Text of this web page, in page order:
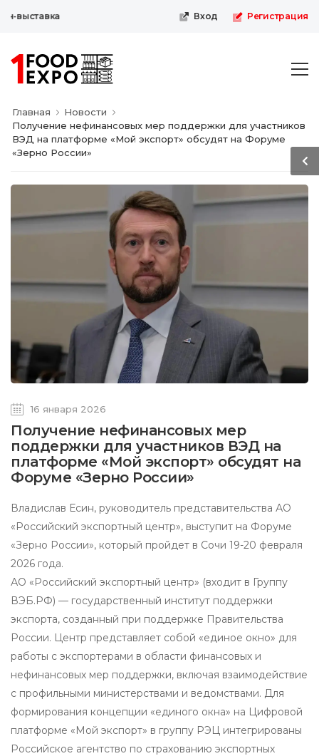
выставка Вход Регистрация
Главная
Новости
Получение нефинансовых мер поддержки для участников
ВЭД на платформе «Мой экспорт» обсудят на Форуме
«Зерно России»
16 января 2026
Получение нефинансовых мер
поддержки для участников ВЭД на
платформе «Мой экспорт» обсудят на
Форуме «Зерно России»
Владислав Есин, руководитель представительства АО
«Российский экспортный центр», выступит на Форуме
«Зерно России», который пройдет в Сочи 19-20 февраля
2026 года.
АО «Российский экспортный центр» (входит в Группу
ВЭБ.РФ) — государственный институт поддержки
экспорта, созданный при поддержке Правительства
России. Центр представляет собой «единое окно» для
работы с экспортерами в области финансовых и
нефинансовых мер поддержки, включая взаимодействие
с профильными министерствами и ведомствами. Для
формирования концепции «единого окна» на Цифровой
платформе «Мой экспорт» в группу РЭЦ интегрированы
Российское агентство по страхованию экспортных